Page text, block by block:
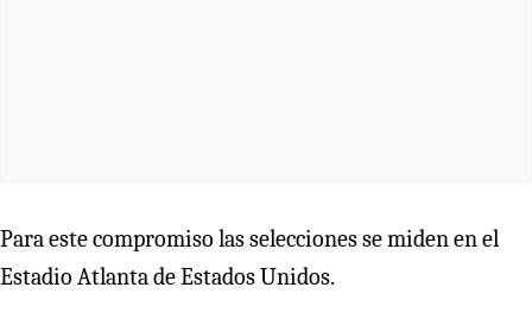
Para este compromiso las selecciones se miden en el
Estadio Atlanta de Estados Unidos.